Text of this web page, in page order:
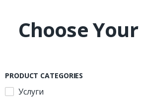
Choose
PRODUCT CATEGORIES
Услуги